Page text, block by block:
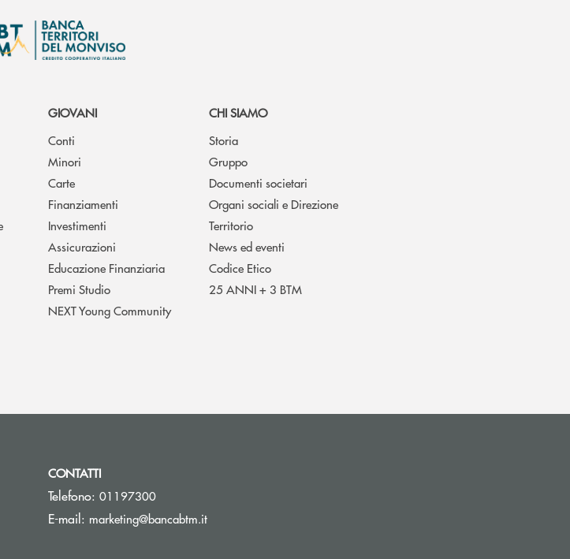
GIOVANI
Conti
Minori
Carte
Finanziamenti
Investimenti
Assicurazioni
Educazione Finanziaria
Premi Studio
NEXT Young Community
CHI SIAMO
Storia
Gruppo
Documenti societari
Organi sociali e Direzione
Territorio
News ed eventi
Codice Etico
25 ANNI + 3 BTM
finestra
CONTATTI
Telefono: 01197300
E-mail: marketing@bancabtm.it(si apre l’app di posta elettronica)